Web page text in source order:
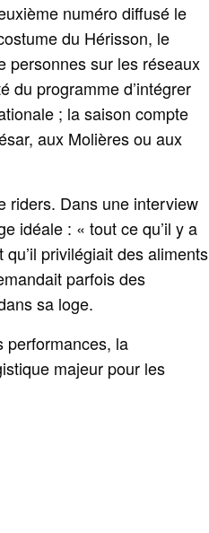
numéro diffusé le
du Hérisson, le
sur les réseaux
du programme d’intégrer
; la saison compte
aux Molières ou aux
riders. Dans une interview
idéale : « tout ce qu’il y a
privilégiait des aliments
parfois des
sa loge.
performances, la
majeur pour les